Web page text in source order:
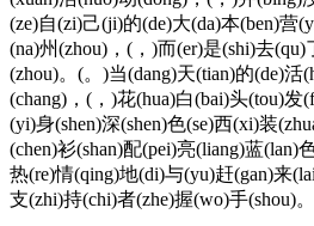
(ze)自(zi)己(ji)的(de)大(da)本(ben)营
(na)州(zhou)，(，)而(er)是(shi)去(qu)
(zhou)。(。)当(dang)天(tian)的(de)活
(chang)，(，)花(hua)白(bai)头(tou)发
(yi)身(shen)深(shen)色(se)西(xi)装
(chen)衫(shan)配(pei)亮(liang)蓝(lan)
热(re)情(qing)地(di)与(yu)赶(gan)来
支(zhi)持(chi)者(zhe)握(wo)手(shou)